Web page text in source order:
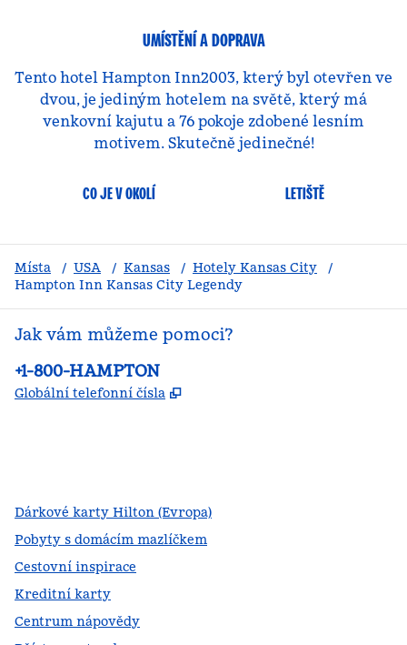
UMÍSTĚNÍ A DOPRAVA
Tento hotel Hampton Inn2003, který byl otevřen ve
dvou, je jediným hotelem na světě, který má
venkovní kajutu a 76 pokoje zdobené lesním
motivem. Skutečně jedinečné!
CO JE V OKOLÍ LETIŠTĚ
Místa / USA / Kansas / Hotely Kansas City
/
Hampton Inn Kansas City Legendy
Jak vám můžeme pomoci?
Telefon:
+1-800-HAMPTON
Globální telefonní čísla ,
Dárkové karty Hilton (Evropa)
Pobyty s domácím mazlíčkem
Cestovní inspirace
Kreditní karty
Centrum nápovědy